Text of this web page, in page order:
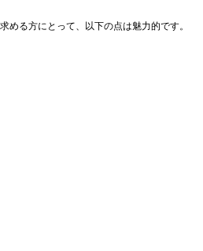
める方にとって、以下の点は魅力的です。